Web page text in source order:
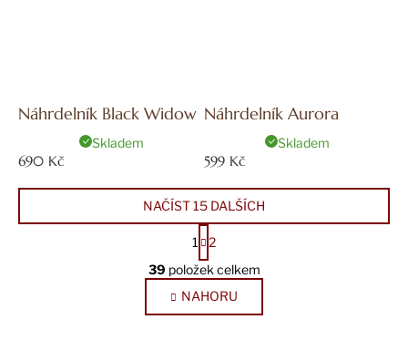
Náhrdelník Black Widow
Skladem
690 Kč
Náhrdelník Aurora
Skladem
599 Kč
O
v
l
á
NAČÍST 15 DALŠÍCH
S
t
r
á
n
k
1
2
39 položek celkem
NAHORU